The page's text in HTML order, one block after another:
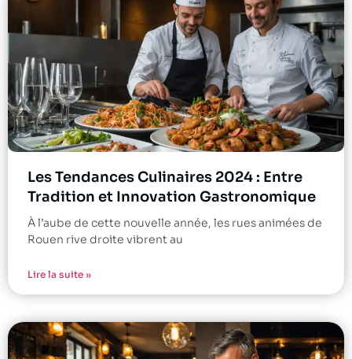
Les Tendances Culinaires 2024 : Entre
Tradition et Innovation Gastronomique
À l’aube de cette nouvelle année, les rues animées de
Rouen rive droite vibrent au
Lire la suite »